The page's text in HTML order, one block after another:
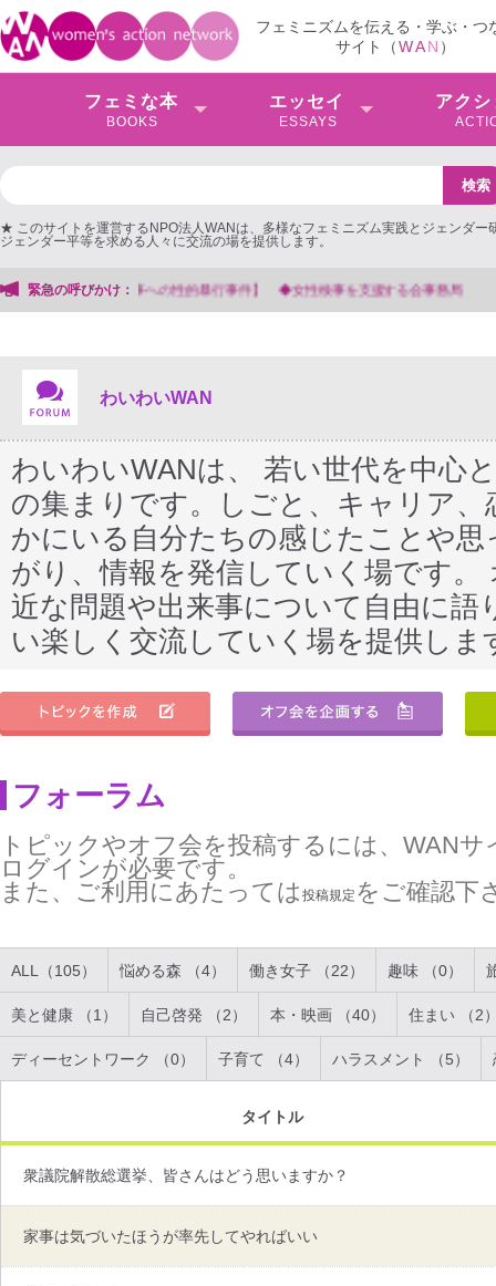
フェミニズムを伝える・学ぶ・つ
サイト（WAN ）
フェミな本
BOOKS
エッセイ
ESSAYS
アクシ
★ このサイトを運営するNPO法人WANは、多様なフェミニズム実践とジェンダー
ジェンダー平等を求める人々に交流の場を提供します。
緊急の呼びかけ： 【抗議文】2026年3月13日第6次男女共同参画基本計画の
わいわいWAN
わいわいWANは、 若い世代を中心
の集まりです。しごと、キャリア
かにいる自分たちの感じたことや
がり、情報を発信していく場です
近な問題や出来事について自由に
い楽しく交流していく場を提供しま
フォーラム
トピックやオフ会を投稿するには、WAN
ログインが必要です。
また、ご利用にあたっては 投稿規定 をご確認下
ALL（105） 悩める森 （4） 働き女子 （22） 趣味 （0）
美と健康 （1） 自己啓発 （2） 本・映画 （40） 住まい （2
ディーセントワーク （0） 子育て （4） ハラスメント （5）
タイトル
衆議院解散総選挙、皆さんはどう思いますか？
家事は気づいたほうが率先してやればいい